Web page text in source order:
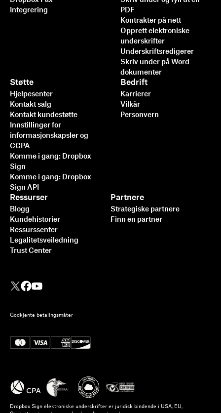
Integrering
PDF
Kontrakter på nett
Opprett elektroniske
underskrifter
Underskriftsredigerer
Skriv under på Word-
dokumenter
Støtte
Hjelpesenter
Kontakt salg
Kontakt kundestøtte
Innstillinger for
informasjonskapsler og
CCPA
Komme i gang: Dropbox
Sign
Komme i gang: Dropbox
Sign API
Ressurser
Blogg
Kundehistorier
Ressurssenter
Legalitetsveiledning
Trust Center
Partnere
Strategiske partnere
Finn en partner
Bedrift
Karrierer
Vilkår
Personvern
Godkjente betalingsmåter
Dropbox Sign elektroniske underskrifter er juridisk bindende i USA, EU,